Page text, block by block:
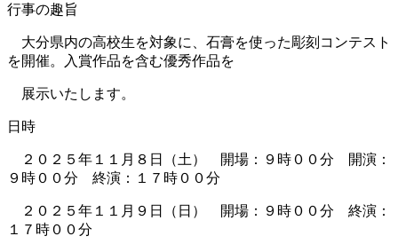
行事の趣旨
大分県内の高校生を対象に、石膏を使った彫刻コンテスト
を開催。入賞作品を含む優秀作品を
展示いたします。
日時
２０２５年１１月８日（土） 開場：９時００分 開演：
９時００分 終演：１７時００分
２０２５年１１月９日（日） 開場：９時００分 終演：
１７時００分